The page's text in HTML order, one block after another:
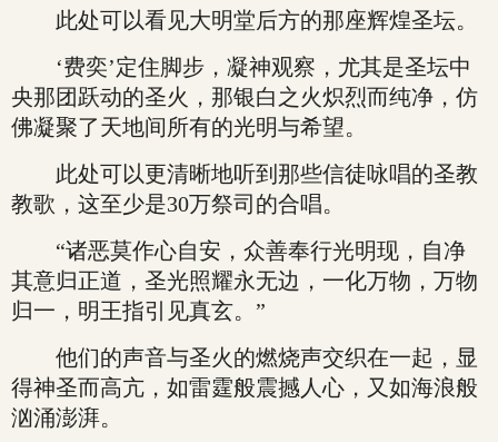
此处可以看见大明堂后方的那座辉煌圣坛。
‘费奕’定住脚步，凝神观察，尤其是圣坛中
央那团跃动的圣火，那银白之火炽烈而纯净，仿
佛凝聚了天地间所有的光明与希望。
此处可以更清晰地听到那些信徒咏唱的圣教
教歌，这至少是30万祭司的合唱。
“诸恶莫作心自安，众善奉行光明现，自净
其意归正道，圣光照耀永无边，一化万物，万物
归一，明王指引见真玄。”
他们的声音与圣火的燃烧声交织在一起，显
得神圣而高亢，如雷霆般震撼人心，又如海浪般
汹涌澎湃。